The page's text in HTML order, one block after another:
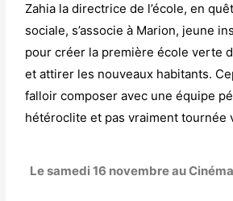
Zahia la directrice de l’école, en
sociale, s’associe à Marion, jeune
pour créer la première école verte
etattirer les nouveaux habitants.
falloir composer avec une équipe
hétéroclite et pas vraiment tournée
Le samedi 16 novembre au